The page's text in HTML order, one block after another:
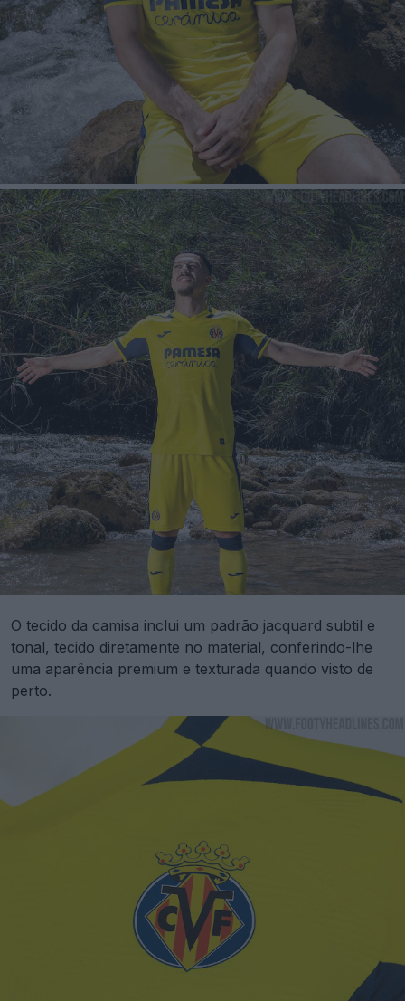
O tecido da camisa inclui um padrão jacquard subtil e
tonal, tecido diretamente no material, conferindo-lhe
uma aparência premium e texturada quando visto de
perto.